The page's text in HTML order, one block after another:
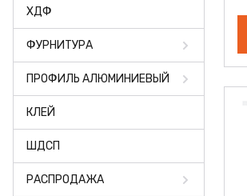
НОВИНКИ
ХДФ
ФУРНИТУРА
ПРОФИЛЬ АЛЮМИНИЕВЫЙ
КЛЕЙ
ШДСП
РАСПРОДАЖА